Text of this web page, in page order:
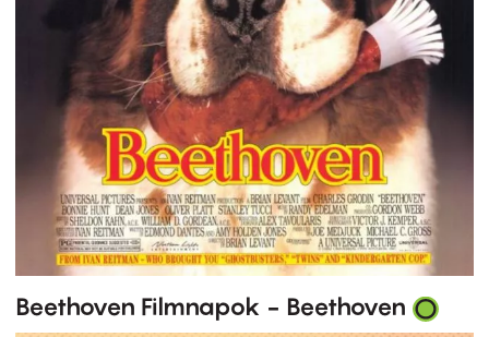
Beethoven Filmnapok - Beethoven